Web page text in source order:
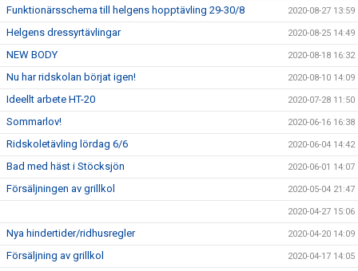
Funktionärsschema till helgens hopptävling 29-30/8 2020-08-27 13:59
Helgens dressyrtävlingar 2020-08-25 14:49
NEW BODY 2020-08-18 16:32
Nu har ridskolan börjat igen! 2020-08-10 14:09
Ideellt arbete HT-20 2020-07-28 11:50
Sommarlov! 2020-06-16 16:38
Ridskoletävling lördag 6/6 2020-06-04 14:42
Bad med häst i Stöcksjön 2020-06-01 14:07
Försäljningen av grillkol 2020-05-04 21:47
2020-04-27 15:06
Nya hindertider/ridhusregler 2020-04-20 14:09
Försäljning av grillkol 2020-04-17 14:05